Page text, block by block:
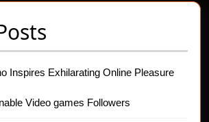
Inspires Exhilarating Online Pleasure
Video games Followers